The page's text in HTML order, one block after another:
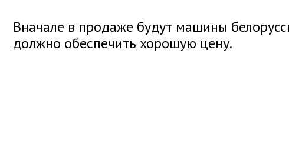
Вначале в продаже будут машины
должно обеспечить хорошую цену.